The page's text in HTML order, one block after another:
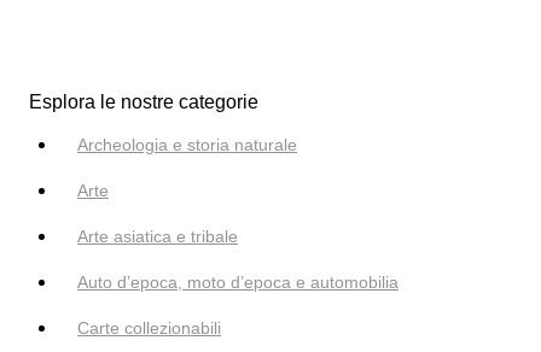
Esplora le nostre categorie
Archeologia e storia naturale
Arte
Arte asiatica e tribale
Auto d’epoca, moto d’epoca e automobilia
Carte collezionabili